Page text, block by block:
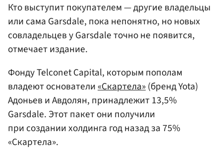
Кто выступит покупателем — другие владельцы
или сама Garsdale, пока непонятно, но новых
совладельцев у Garsdale точно не появится,
отмечает издание.
Фонду Telconet Capital, которым пополам
владеют основатели«Скартела»(бренд Yota)
Адоньев и Авдолян, принадлежит 13,5%
Garsdale. Этот пакет они получили
при создании холдинга год назад за 75%
«Скартела».